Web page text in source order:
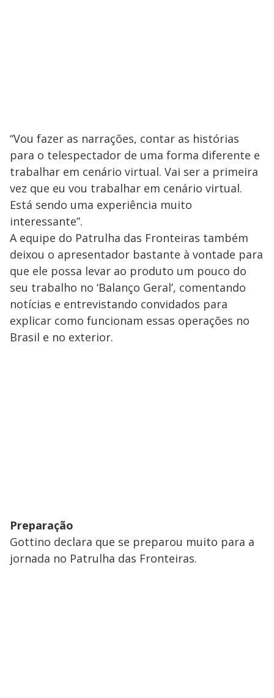
“Vou fazer as narrações, contar as histórias
para o telespectador de uma forma diferente e
trabalhar em cenário virtual. Vai ser a primeira
vez que eu vou trabalhar em cenário virtual.
Está sendo uma experiência muito
interessante”.
A equipe do Patrulha das Fronteiras também
deixou o apresentador bastante à vontade para
que ele possa levar ao produto um pouco do
seu trabalho no ‘Balanço Geral’, comentando
notícias e entrevistando convidados para
explicar como funcionam essas operações no
Brasil e no exterior.
Preparação
Gottino declara que se preparou muito para a
jornada no Patrulha das Fronteiras.